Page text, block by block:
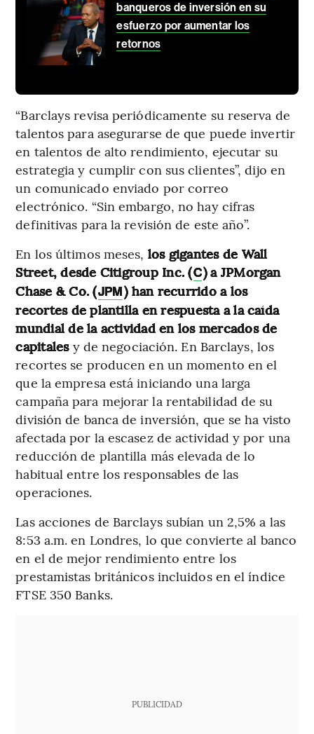
banqueros de inversión en su
esfuerzo por aumentar los
retornos
“Barclays revisa periódicamente su reserva de
talentos para asegurarse de que puede invertir
en talentos de alto rendimiento, ejecutar su
estrategia y cumplir con sus clientes”, dijo en
un comunicado enviado por correo
electrónico. “Sin embargo, no hay cifras
definitivas para la revisión de este año”.
En los últimos meses, los gigantes de Wall
Street, desde Citigroup Inc. (C) a JPMorgan
Chase & Co. (JPM) han recurrido a los
recortes de plantilla en respuesta a la caída
mundial de la actividad en los mercados de
capitalesy de negociación. En Barclays, los
recortes se producen en un momento en el
que la empresa está iniciando una larga
campaña para mejorar la rentabilidad de su
división de banca de inversión, que se ha visto
afectada por la escasez de actividad y por una
reducción de plantilla más elevada de lo
habitual entre los responsables de las
operaciones.
Las acciones de Barclays subían un 2,5% a las
8:53 a.m. en Londres, lo que convierte al banco
en el de mejor rendimiento entre los
prestamistas británicos incluidos en el índice
FTSE 350 Banks.
PUBLICIDAD